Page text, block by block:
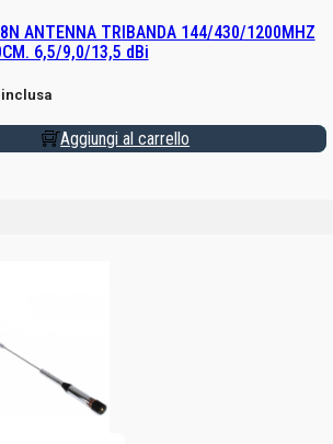
ANTENNA TRIBANDA 144/430/1200MHZ
6,5/9,0/13,5 dBi
inclusa
Aggiungi al carrello